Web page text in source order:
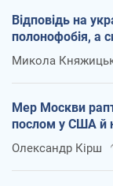
Відповідь на
полонофобія, а
Микола
Мер Москви
послом у США й
Олександр Кірш